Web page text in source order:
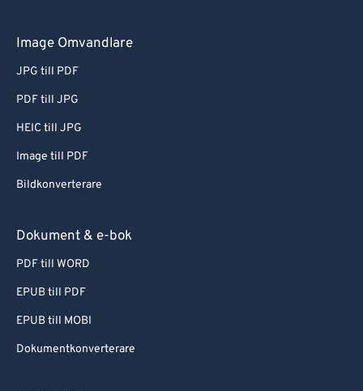
Image Omvandlare
JPG till PDF
PDF till JPG
HEIC till JPG
Image till PDF
Bildkonverterare
Dokument & e-bok
PDF till WORD
EPUB till PDF
EPUB till MOBI
Dokumentkonverterare